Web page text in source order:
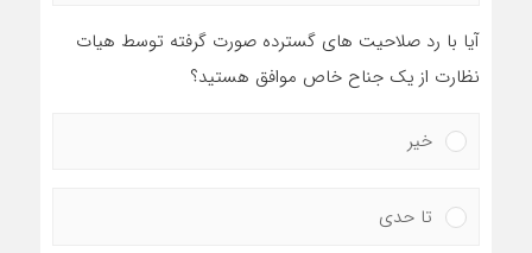
آیا با رد صلاحیت های گسترده صورت گرفته توسط هیات
نظارت از یک جناح خاص موافق هستید؟
خیر
تا حدی